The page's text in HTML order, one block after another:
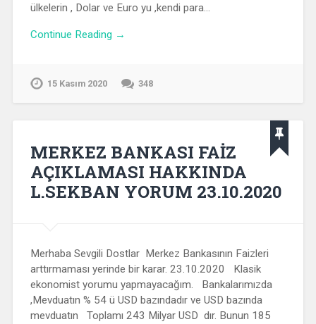
ülkelerin , Dolar ve Euro yu ,kendi para…
Continue Reading →
15 Kasım 2020 348
MERKEZ BANKASI FAİZ
AÇIKLAMASI HAKKINDA
L.SEKBAN YORUM 23.10.2020
Merhaba Sevgili Dostlar Merkez Bankasının Faizleri
arttırmaması yerinde bir karar. 23.10.2020 Klasik
ekonomist yorumu yapmayacağım. Bankalarımızda
,Mevduatın % 54 ü USD bazındadır ve USD bazında
mevduatın Toplamı 243 Milyar USD dır. Bunun 185